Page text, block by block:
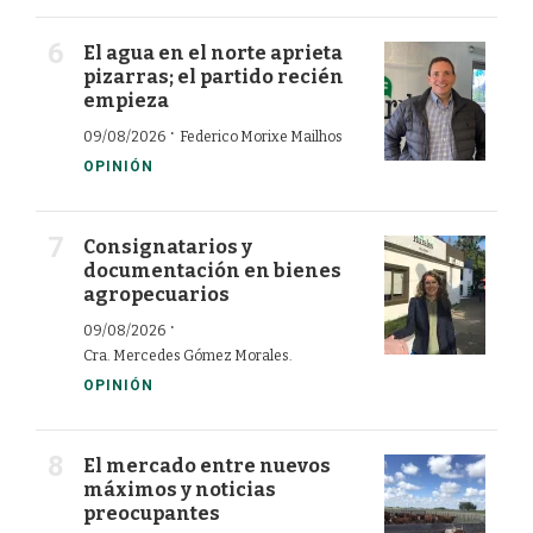
El agua en el norte aprieta
pizarras; el partido recién
empieza
09/08/2026 · Federico Morixe Mailhos
OPINIÓN
Consignatarios y
documentación en bienes
agropecuarios
09/08/2026 ·
Cra. Mercedes Gómez Morales.
OPINIÓN
El mercado entre nuevos
máximos y noticias
preocupantes